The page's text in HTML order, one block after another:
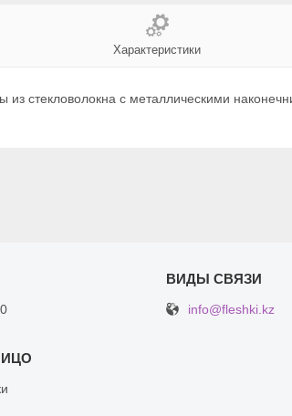
Характеристики
стекловолокна с металлическими
info@fleshki.kz